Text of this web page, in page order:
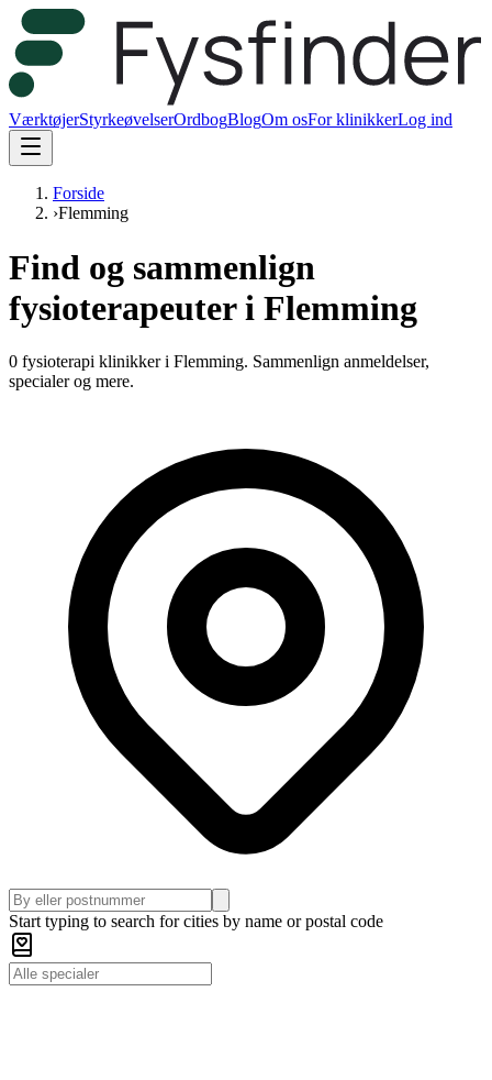
VærktøjerStyrkeøvelserOrdbogBlogOm osFor klinikkerLog ind
Forside
›Flemming
Find og sammenlign
fysioterapeuter i Flemming
0 fysioterapi klinikker i Flemming. Sammenlign anmeldelser,
specialer og mere.
Start typing to search for cities by name or postal code